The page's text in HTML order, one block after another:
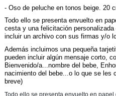
- Oso de peluche en tonos beige. 20
Todo ello se presenta envuelto en
cesta y una felicitación
incluir un archivo con sus firmas y/o
Además incluimos una pequeña
pueden incluir algún mensaje corto,
Bienvenido/a...nombre del bebe,
nacimiento del bebe...o lo que se les
breve)
Todo ello se presenta envuelto en